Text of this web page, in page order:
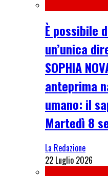
È possibile
un’unica
SOPHIA
anteprima
umano: il
Martedì 8
La Redazione
22 Luglio 2026